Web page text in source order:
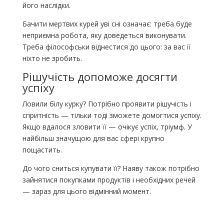
його наслідки.
Бачити мертвих курей уві сні означає: треба буде
неприємна робота, яку доведеться виконувати.
Треба філософськи віднестися до цього: за вас її
ніхто не зробить.
Рішучість допоможе досягти
успіху
Ловили білу курку? Потрібно проявити рішучість і
спритність — тільки тоді зможете домогтися успіху.
Якщо вдалося зловити її — очікує успіх, тріумф. У
найбільш значущою для вас сфері крупно
пощастить.
До чого сниться купувати її? Наяву також потрібно
зайнятися покупками продуктів і необхідних речей
— зараз для цього відмінний момент.